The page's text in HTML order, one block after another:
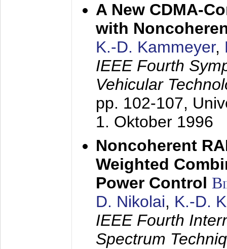
A New CDMA-
with
K.-D. Kammeyer,
IEEE Fourth
Vehicular
pp. 102-107,
1. Oktober 1996
Noncoherent
Weighted
Power Control
D. Nikolai, K.-D.
IEEE Fourth
Spectrum